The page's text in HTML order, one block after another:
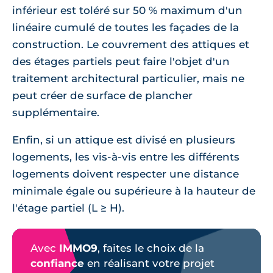
inférieur est toléré sur 50 % maximum d'un
linéaire cumulé de toutes les façades de la
construction. Le couvrement des attiques et
des étages partiels peut faire l'objet d'un
traitement architectural particulier, mais ne
peut créer de surface de plancher
supplémentaire.
Enfin, si un attique est divisé en plusieurs
logements, les vis-à-vis entre les différents
logements doivent respecter une distance
minimale égale ou supérieure à la hauteur de
l'étage partiel (L ≥ H).
Avec IMMO9, faites le choix de la
confiance en réalisant votre projet